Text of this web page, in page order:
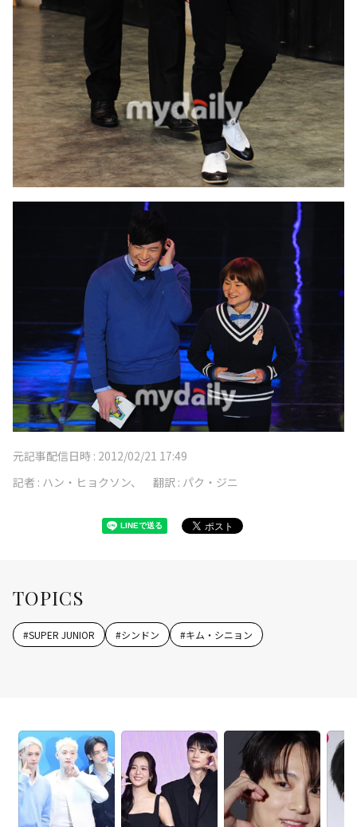
元記事配信日時 : 2012/02/21 17:49
記者 : ハン・ヒョクソン、 翻訳 : パク・ジニ
TOPICS
#SUPER JUNIOR #シンドン #キム・シニョン